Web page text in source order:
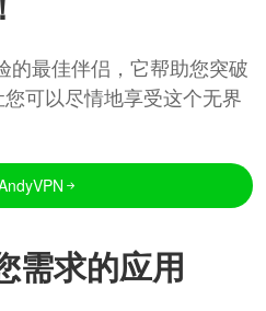
的最佳伴侣，它帮助您突破
可以尽情地享受这个无界
需求的应用